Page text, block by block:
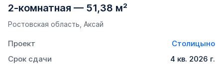
2-комнатная — 51,38 м²
Ростовская область, Аксай
Проект
Столицыно
Срок сдачи
4 кв. 2026 г.